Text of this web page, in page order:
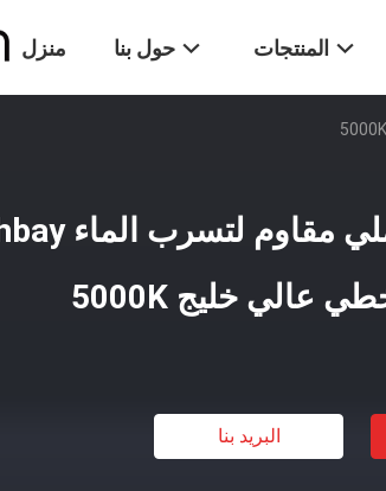
منزل حول بنا المنتجات
البريد بنا